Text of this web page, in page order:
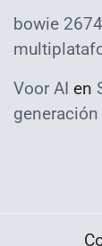
bowie 2674
Voor AI en